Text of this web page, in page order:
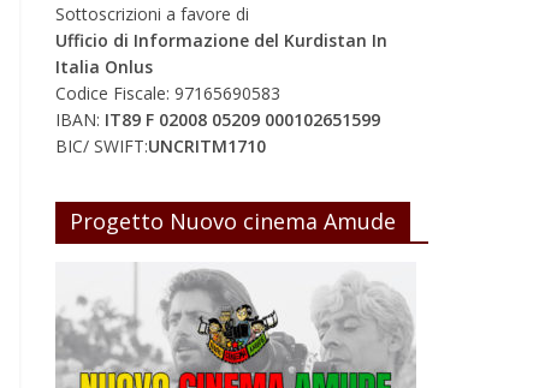
Sottoscrizioni a favore di
Ufficio di Informazione del Kurdistan In
Italia Onlus
Codice Fiscale: 97165690583
IBAN: IT89 F 02008 05209 000102651599
BIC/ SWIFT:UNCRITM1710
Progetto Nuovo cinema Amude